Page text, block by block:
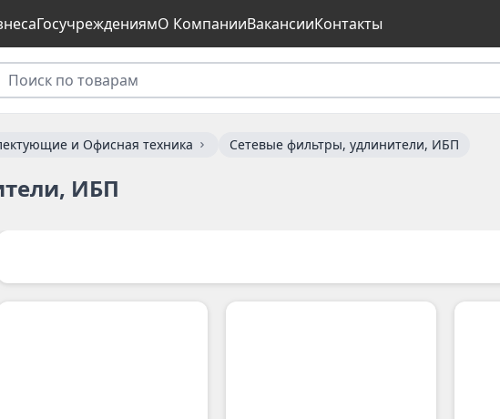
ГосучреждениямО КомпанииВакансииКонтакты
и Офисная техника Сетевые фильтры, удлинители, ИБП
ИБП